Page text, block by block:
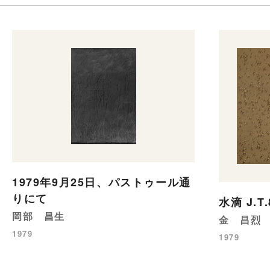
1979年9月25日、パストゥール通
りにて
岡部 昌生
1979
水滴
金 昌烈
1979